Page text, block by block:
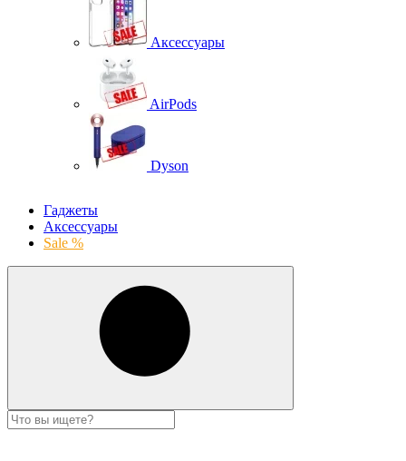
Аксессуары
AirPods
Dyson
Гаджеты
Аксессуары
Sale %